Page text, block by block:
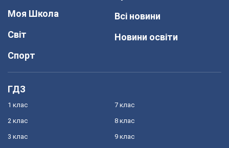
Моя Школа
Світ
Спорт
Всі новини
Новини освіти
ГДЗ
1 клас
2 клас
3 клас
7 клас
8 клас
9 клас